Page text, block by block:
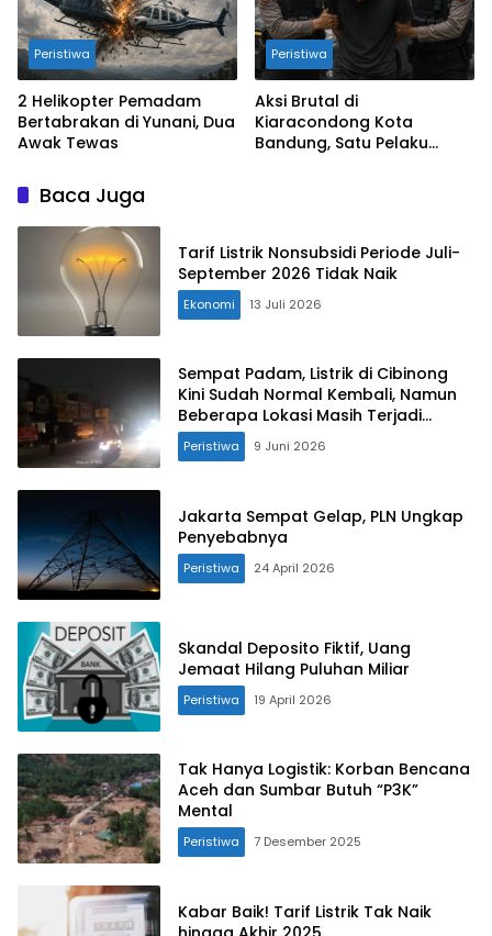
Peristiwa
2 Helikopter Pemadam
Bertabrakan di Yunani, Dua
Awak Tewas
Peristiwa
Aksi Brutal di
Kiaracondong Kota
Bandung, Satu Pelaku
Baca Juga
Tarif Listrik Nonsubsidi Periode Juli-
September 2026 Tidak Naik
Ekonomi 13 Juli 2026
Sempat Padam, Listrik di Cibinong
Kini Sudah Normal Kembali, Namun
Beberapa Lokasi Masih Terjadi
Pemadaman
Peristiwa 9 Juni 2026
Jakarta Sempat Gelap, PLN Ungkap
Penyebabnya
Peristiwa 24 April 2026
Skandal Deposito Fiktif, Uang
Jemaat Hilang Puluhan Miliar
Peristiwa 19 April 2026
Tak Hanya Logistik: Korban Bencana
Aceh dan Sumbar Butuh “P3K”
Mental
Peristiwa 7 Desember 2025
Kabar Baik! Tarif Listrik Tak Naik